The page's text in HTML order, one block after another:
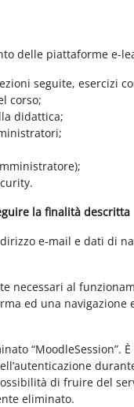
delle piattaforme e-
seguite, esercizi
corso;
didattica;
la finalità descritta
e-mail e dati di
necessari al
ed una
“MoodleSession”.
di fruire del
eliminato.